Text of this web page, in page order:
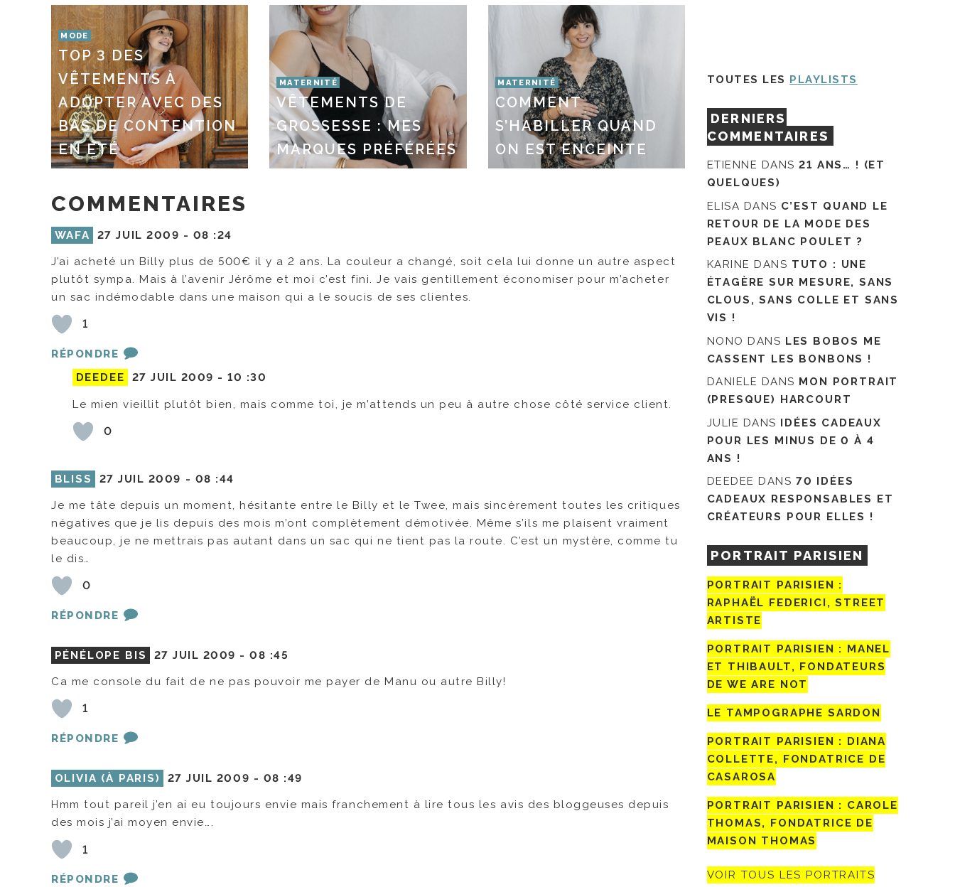
MODE
TOP 3 DES
VÊTEMENTS À
ADOPTER AVEC DES
BAS DE CONTENTION
EN ÉTÉ
MATERNITÉ
VÊTEMENTS DE
GROSSESSE : MES
MARQUES PRÉFÉRÉES
MATERNITÉ
COMMENT
S’HABILLER QUAND
ON EST ENCEINTE
COMMENTAIRES
WAFA 27 JUIL 2009 - 08 :24
J’ai acheté un Billy plus de 500€ il y a 2 ans. La couleur a changé, soit cela lui donne un autre aspect
plutôt sympa. Mais à l’avenir Jérôme et moi c’est fini. Je vais gentillement économiser pour m’acheter
un sac indémodable dans une maison qui a le soucis de ses clientes.
1
RÉPONDRE
DEEDEE
27 JUIL 2009 -10 :30
Le mien vieillit plutôt bien, mais comme toi, je m’attends un peu à autre chose côté service client.
0
BLISS 27 JUIL 2009 - 08 :44
Je me tâte depuis un moment, hésitante entre le Billy et le Twee, mais sincèrement toutes les critiques
négatives que je lis depuis des mois m’ont complètement démotivée. Même s’ils me plaisent vraiment
beaucoup, je ne mettrais pas autant dans un sac qui ne tient pas la route. C’est un mystère, comme tu
le dis…
0
RÉPONDRE
PÉNÉLOPE BIS 27 JUIL 2009 -08 :45
Ca me console du fait de ne pas pouvoir me payer de Manu ou autre Billy!
1
RÉPONDRE
OLIVIA (À PARIS) 27 JUIL 2009 - 08 :49
Hmm tout pareil j’en ai eu toujours envie mais franchement à lire tous les avis des bloggeuses depuis
des mois j’ai moyen envie….
1
RÉPONDRE
TOUTES LES PLAYLISTS
DERNIERS
COMMENTAIRES
ETIENNE DANS21 ANS… ! (ET
QUELQUES)
ELISA DANS C’EST QUAND LE
RETOUR DE LA MODE DES
PEAUX BLANC POULET ?
KARINE DANS TUTO : UNE
ÉTAGÈRE SUR MESURE, SANS
CLOUS, SANS COLLE ET SANS
VIS !
NONO DANS LES BOBOS ME
CASSENT LES BONBONS !
DANIELE DANS MON PORTRAIT
(PRESQUE) HARCOURT
JULIE DANS IDÉES CADEAUX
POUR LES MINUS DE 0 À 4
ANS !
DEEDEE DANS 70 IDÉES
CADEAUX RESPONSABLES ET
CRÉATEURS POUR ELLES !
PORTRAIT PARISIEN
PORTRAIT PARISIEN :
RAPHAËL FEDERICI, STREET
ARTISTE
PORTRAIT PARISIEN : MANEL
ET THIBAULT, FONDATEURS
DE WE ARE NOT
LE TAMPOGRAPHE SARDON
PORTRAIT PARISIEN : DIANA
COLLETTE, FONDATRICE DE
CASAROSA
PORTRAIT PARISIEN : CAROLE
THOMAS, FONDATRICE DE
MAISON THOMAS
VOIR TOUS LES PORTRAITS